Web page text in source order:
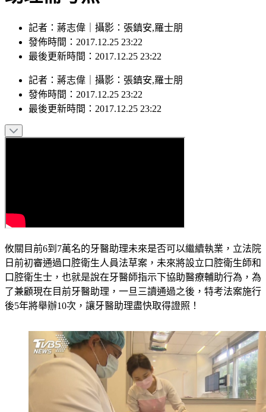
發佈時間：2017.12.25 23:22
最後更新時間：2017.12.25 23:22
發佈時間：2017.12.25 23:22
最後更新時間：2017.12.25 23:22
日前初審通過口腔衛生人員法草案，未來將設立口腔衛生師和
口腔衛生士，也就是說在牙醫師指示下協助醫療輔助行為，為
了兼顧現在目前牙醫助理，一旦三讀通過之後，特考法案施行
後5年將舉辦10次，讓牙醫助理盡快取得證照！